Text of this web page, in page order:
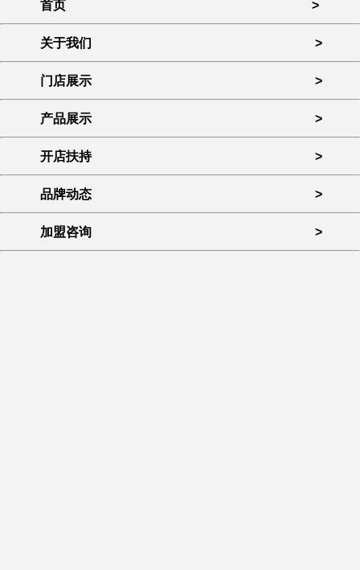
首页 >
关于我们 >
门店展示 >
产品展示 >
开店扶持 >
品牌动态 >
加盟咨询 >